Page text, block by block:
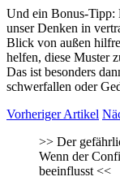
Und ein Bonus-Tipp:
unser Denken in
Blick von außen
helfen, diese Muster
Das ist besonders
schwerfallen oder
Vorheriger Artikel
>> Der
Wenn der
beeinflusst<<